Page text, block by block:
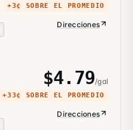
+3¢ SOBRE EL PROMEDIO
Direcciones
$4.79/gal
+33¢ SOBRE EL PROMEDIO
Direcciones